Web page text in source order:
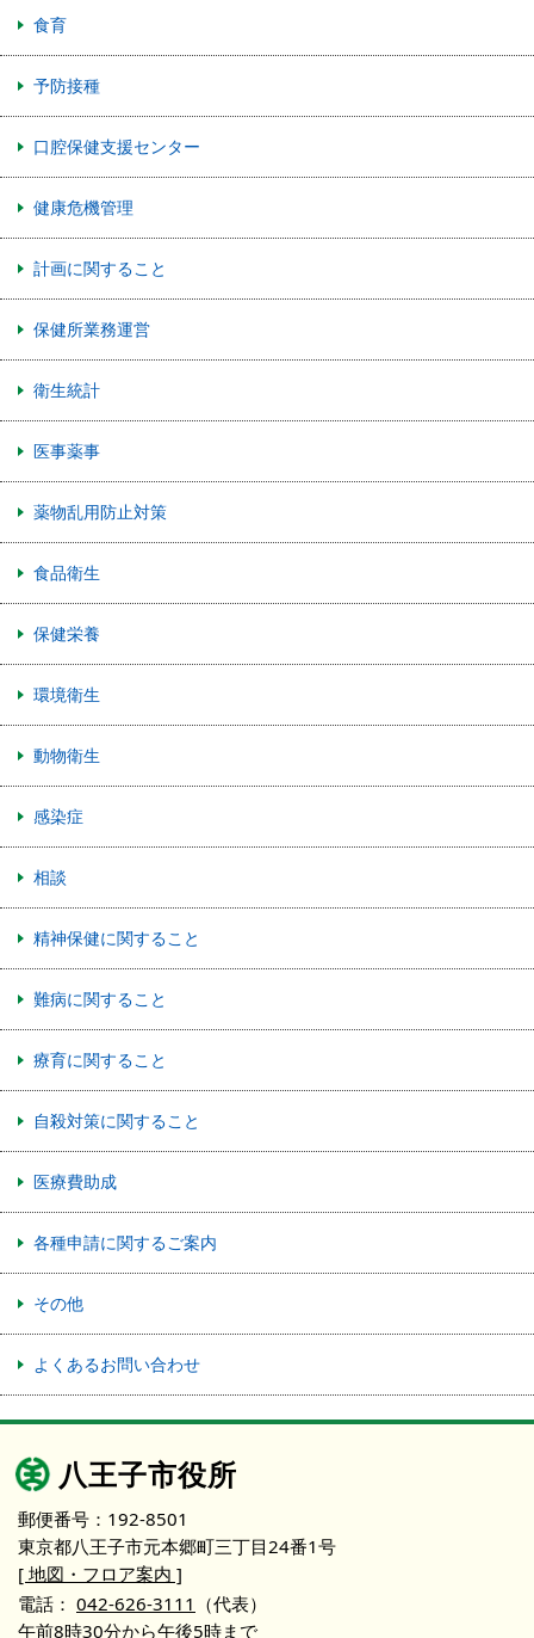
食育
予防接種
口腔保健支援センター
健康危機管理
計画に関すること
保健所業務運営
衛生統計
医事薬事
薬物乱用防止対策
食品衛生
保健栄養
環境衛生
動物衛生
感染症
相談
精神保健に関すること
難病に関すること
療育に関すること
自殺対策に関すること
医療費助成
各種申請に関するご案内
その他
よくあるお問い合わせ
八王子市役所
郵便番号：192-8501
東京都八王子市元本郷町三丁目24番1号
[ 地図・フロア案内 ]
電話： 042-626-3111 （代表）
午前8時30分から午後5時まで